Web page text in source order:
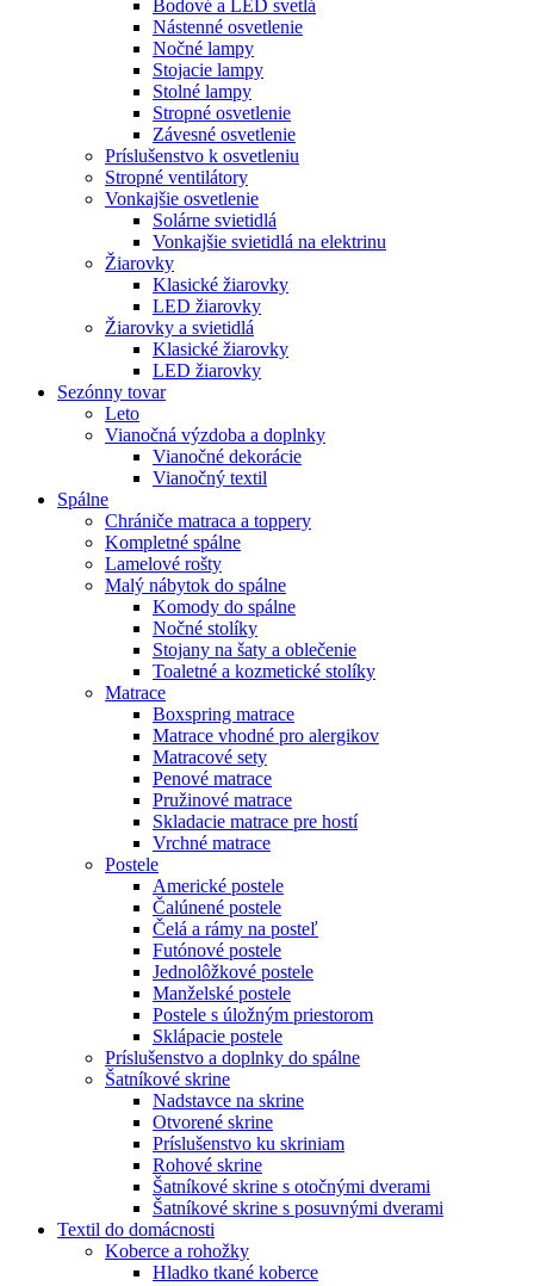
Bodové a LED svetlá
Nástenné osvetlenie
Nočné lampy
Stojacie lampy
Stolné lampy
Stropné osvetlenie
Závesné osvetlenie
Príslušenstvo k osvetleniu
Stropné ventilátory
Vonkajšie osvetlenie
Solárne svietidlá
Vonkajšie svietidlá na elektrinu
Žiarovky
Klasické žiarovky
LED žiarovky
Žiarovky a svietidlá
Klasické žiarovky
LED žiarovky
Sezónny tovar
Leto
Vianočná výzdoba a doplnky
Vianočné dekorácie
Vianočný textil
Spálne
Chrániče matraca a toppery
Kompletné spálne
Lamelové rošty
Malý nábytok do spálne
Komody do spálne
Nočné stolíky
Stojany na šaty a oblečenie
Toaletné a kozmetické stolíky
Matrace
Boxspring matrace
Matrace vhodné pro alergikov
Matracové sety
Penové matrace
Pružinové matrace
Skladacie matrace pre hostí
Vrchné matrace
Postele
Americké postele
Čalúnené postele
Čelá a rámy na posteľ
Futónové postele
Jednolôžkové postele
Manželské postele
Postele s úložným priestorom
Sklápacie postele
Príslušenstvo a doplnky do spálne
Šatníkové skrine
Nadstavce na skrine
Otvorené skrine
Príslušenstvo ku skriniam
Rohové skrine
Šatníkové skrine s otočnými dverami
Šatníkové skrine s posuvnými dverami
Textil do domácnosti
Koberce a rohožky
Hladko tkané koberce